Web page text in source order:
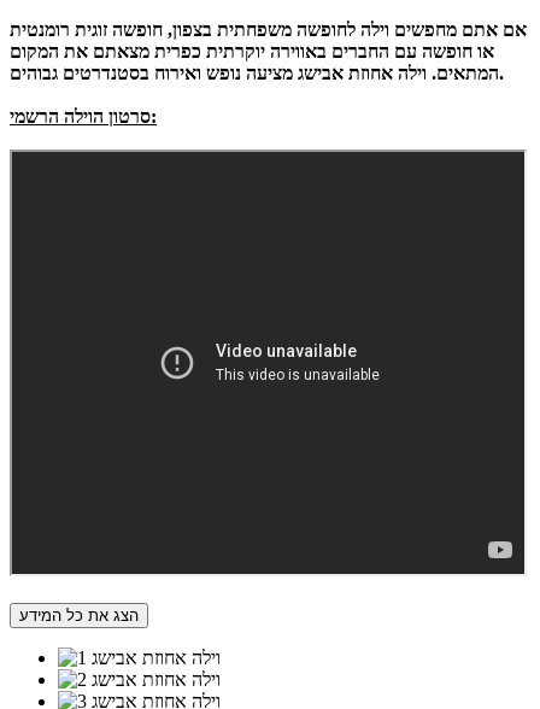
אם אתם מחפשים וילה לחופשה משפחתית בצפון, חופשה זוגית רומנטית
או חופשה עם החברים באווירה יוקרתית כפרית מצאתם את המקום
המתאים. וילה אחוזת אבישג מציעה נופש ואירוח בסטנדרטים גבוהים.
סרטון הוילה הרשמי:
הצג את כל המידע